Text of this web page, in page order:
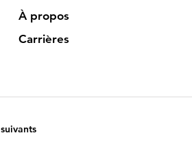
À propos
Carrières